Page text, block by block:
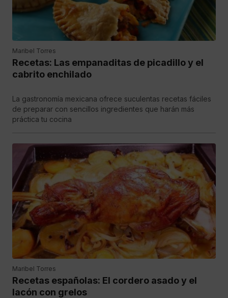
Maribel Torres
Recetas: Las empanaditas de picadillo y el
cabrito enchilado
La gastronomía mexicana ofrece suculentas recetas fáciles
de preparar con sencillos ingredientes que harán más
práctica tu cocina
Maribel Torres
Recetas españolas: El cordero asado y el
lacón con grelos